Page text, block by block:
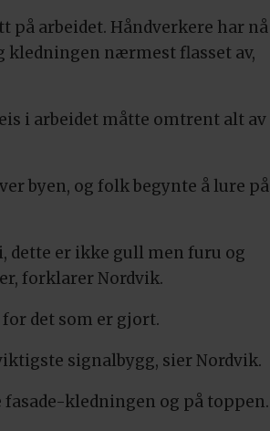
arbeidet. Håndverkere har nå
kledningen nærmest flasset av,
i arbeidet måtte omtrent alt av
byen, og folk begynte å lure på
dette er ikke gull men furu og
forklarer Nordvik.
det som er gjort.
signalbygg, sier Nordvik.
kledningen og på toppen.